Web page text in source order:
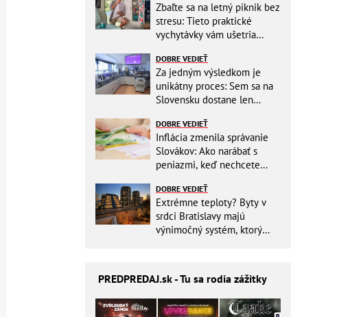
Zbaľte sa na letný piknik bez
stresu: Tieto praktické
vychytávky vám ušetria
DOBRE VEDIEŤ
Za jedným výsledkom je
unikátny proces: Sem sa na
Slovensku dostane len
DOBRE VEDIEŤ
Inflácia zmenila správanie
Slovákov: Ako narábať s
peniazmi, keď nechcete
DOBRE VEDIEŤ
Extrémne teploty? Byty v
srdci Bratislavy majú
výnimočný systém, ktorý
PREDPREDAJ.sk - Tu sa rodia zážitky